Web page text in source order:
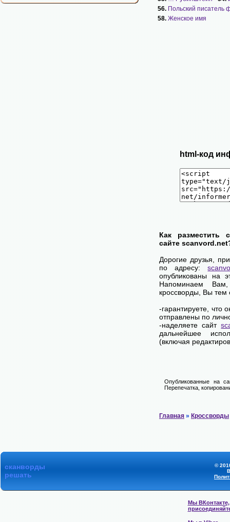
56. Польский писатель
58. Женское имя
html-код
Как разместить
сайте
Дорогие друзья,
по адресу:
опубликованы на
Напоминаем
кроссворды, Вы
-гарантируете, что
отправлены по
-наделяете сайт
дальнейшее
(включая
Опубликованные на
Перепечатка,
Главная » Кроссворды
сканворды
решать
©
Мы ВКонтакте,